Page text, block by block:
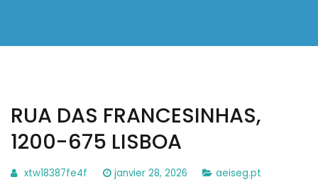
RUA DAS FRANCESINHAS,
1200-675 LISBOA
xtw18387fe4f janvier 28, 2026
aeiseg.pt